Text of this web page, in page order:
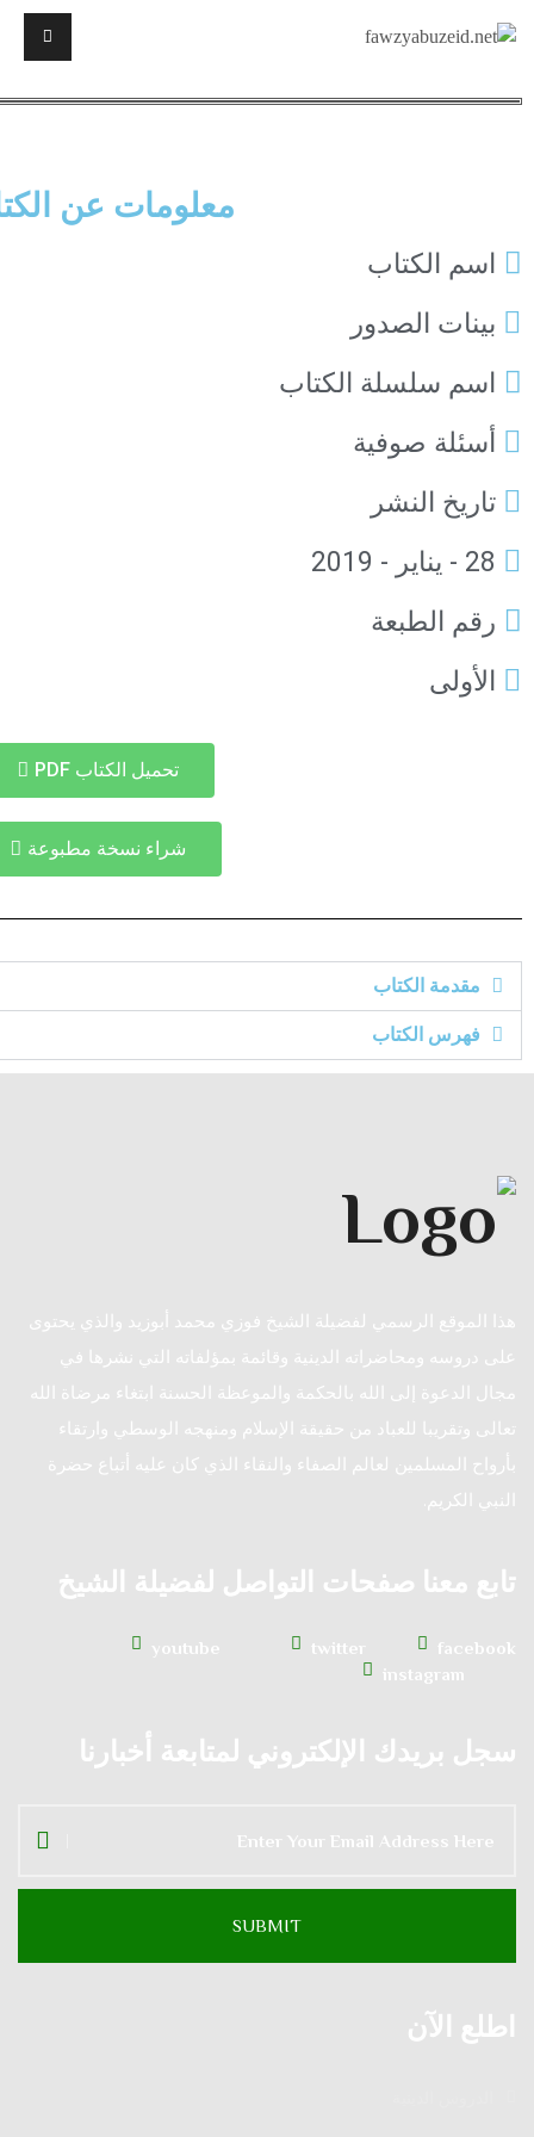
معلومات عن
اسم الكتاب
بينات الصدور
اسم سلسلة الكتاب
أسئلة صوفية
تاريخ النشر
28 - يناير - 2019
رقم الطبعة
الأولى
تحميل الكتاب PDF
شراء نسخة مطبوعة
مقدمة الكتاب
فهرس الكتاب
هذا الموقع الرسمي لفضيلة الشيخ فوزي محمد أبوزيد والذي يحتوى
على دروسه ومحاضراته الدينية وقائمة بمؤلفاته التي نشرها في
مجال الدعوة إلى الله بالحكمة والموعظة الحسنة ابتغاء مرضاة الله
تعالى وتقريبا للعباد من حقيقة الإسلام ومنهجه الوسطي وارتقاء
بأرواح المسلمين لعالم الصفاء والنقاء الذي كان عليه أتباع حضرة
النبي الكريم.
تابع معنا صفحات التواصل لفضيلة الشيخ
facebook
twitter
youtube
instagram
سجل بريدك الإلكتروني لمتابعة أخبارنا
اطلع الآن